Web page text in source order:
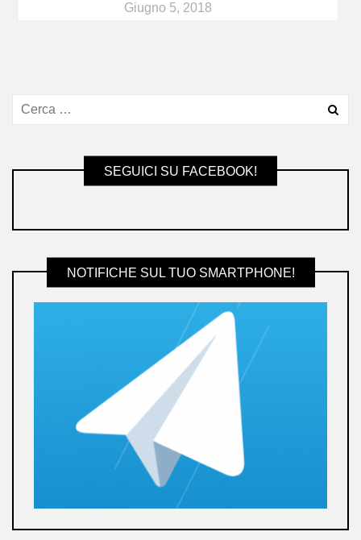
Giugno 5, 2018
SEGUICI SU FACEBOOK!
NOTIFICHE SUL TUO SMARTPHONE!